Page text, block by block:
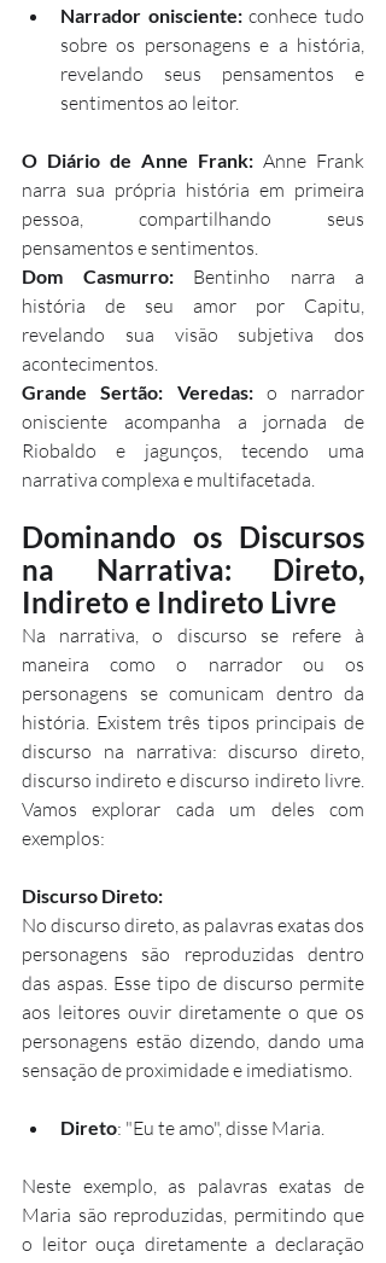
Narrador onisciente: conhece tudo
sobre os personagens e a história,
revelando seus pensamentos e
sentimentos ao leitor.
O Diário de Anne Frank: Anne Frank
narra sua própria história em primeira
pessoa, compartilhando seus
pensamentos e sentimentos.
Dom Casmurro: Bentinho narra a
história de seu amor por Capitu,
revelando sua visão subjetiva dos
acontecimentos.
Grande Sertão: Veredas: o narrador
onisciente acompanha a jornada de
Riobaldo e jagunços, tecendo uma
narrativa complexa e multifacetada.
Dominando os Discursos
na Narrativa: Direto,
Indireto e Indireto Livre
Na narrativa, o discurso se refere à
maneira como o narrador ou os
personagens se comunicam dentro da
história. Existem três tipos principais de
discurso na narrativa: discurso direto,
discurso indireto e discurso indireto livre.
Vamos explorar cada um deles com
exemplos:
Discurso Direto:
No discurso direto, as palavras exatas dos
personagens são reproduzidas dentro
das aspas. Esse tipo de discurso permite
aos leitores ouvir diretamente o que os
personagens estão dizendo, dando uma
sensação de proximidade e imediatismo.
Direto: "Eu te amo", disse Maria.
Neste exemplo, as palavras exatas de
Maria são reproduzidas, permitindo que
o leitor ouça diretamente a declaração